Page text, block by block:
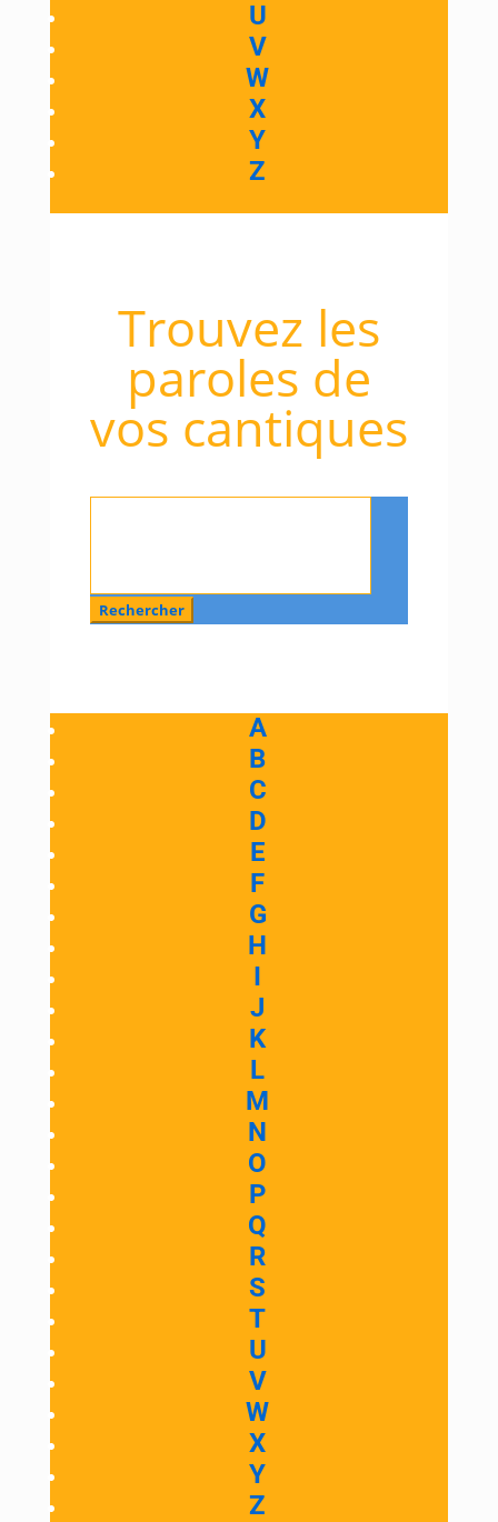
U
V
W
X
Y
Z
Trouvez les
paroles de
vos cantiques
A
B
C
D
E
F
G
H
I
J
K
L
M
N
O
P
Q
R
S
T
U
V
W
X
Y
Z